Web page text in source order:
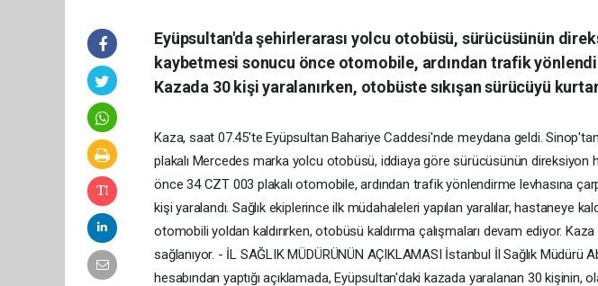
Eyüpsultan'da şehirlerarası yolcu otobüsü, sürücüsünün
kaybetmesi sonucu önce otomobile, ardından trafik
Kazada 30 kişi yaralanırken, otobüste sıkışan sürücüyü
Kaza, saat 07.45'te Eyüpsultan Bahariye Caddesi'nde meydana geldi.
plakalı Mercedes marka yolcu otobüsü, iddiaya göre sürücüsünün direksiyon
önce 34 CZT 003 plakalı otomobile, ardından trafik yönlendirme levhasına
kişi yaralandı. Sağlık ekiplerince ilk müdahaleleri yapılan yaralılar, hastaneye
otomobili yoldan kaldırırken, otobüsü kaldırma çalışmaları devam ediyor.
sağlanıyor. - İL SAĞLIK MÜDÜRÜNÜN AÇIKLAMASI İstanbul İl Sağlık Müdürü
hesabından yaptığı açıklamada, Eyüpsultan'daki kazada yaralanan 30 kişinin,